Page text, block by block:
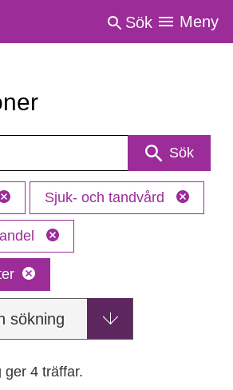
Sök Meny
Sök
Sjuk- och tandvård
sökning
ger 4 träffar.